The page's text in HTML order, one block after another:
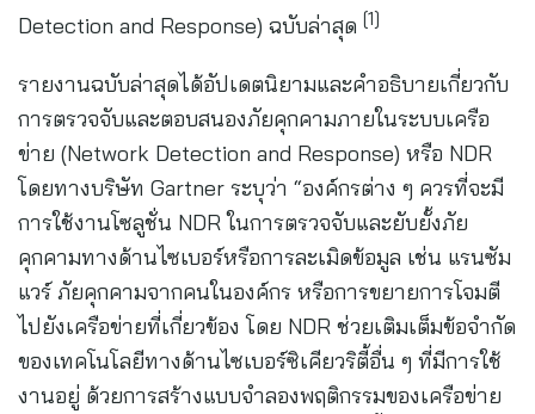
Detection and Response) ฉบับล่าสุด [1]
รายงานฉบับล่าสุดได้อัปเดตนิยามและคำอธิบายเกี่ยวกับ
การตรวจจับและตอบสนองภัยคุกคามภายในระบบเครือ
ข่าย (Network Detection and Response) หรือ NDR
โดยทางบริษัท Gartner ระบุว่า “องค์กรต่าง ๆ ควรที่จะมี
การใช้งานโซลูชั่น NDR ในการตรวจจับและยับยั้งภัย
คุกคามทางด้านไซเบอร์หรือการละเมิดข้อมูล เช่น แรนซัม
แวร์ ภัยคุกคามจากคนในองค์กร หรือการขยายการโจมตี
ไปยังเครือข่ายที่เกี่ยวข้อง โดย NDR ช่วยเติมเต็มข้อจำกัด
ของเทคโนโลยีทางด้านไซเบอร์ซิเคียวริตี้อื่น ๆ ที่มีการใช้
งานอยู่ ด้วยการสร้างแบบจำลองพฤติกรรมของเครือข่าย